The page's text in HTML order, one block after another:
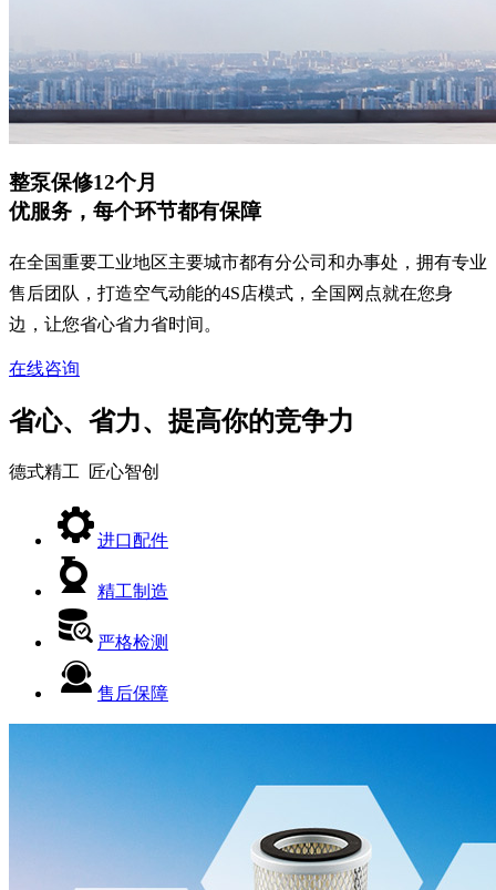
整泵保修12个月
优服务，每个环节都有保障
在全国重要工业地区主要城市都有分公司和办事处，拥有专业
售后团队，打造空气动能的4S店模式，全国网点就在您身
边，让您省心省力省时间。
在线咨询
省心、省力、提高你的竞争力
德式精工 匠心智创
进口配件
精工制造
严格检测
售后保障